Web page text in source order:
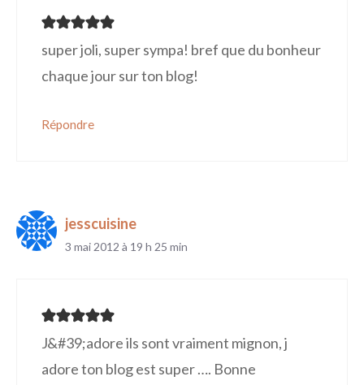
super joli, super sympa! bref que du bonheur
chaque jour sur ton blog!
Répondre
jesscuisine
3 mai 2012 à 19 h 25 min
J&#39;adore ils sont vraiment mignon, j
adore ton blog est super …. Bonne